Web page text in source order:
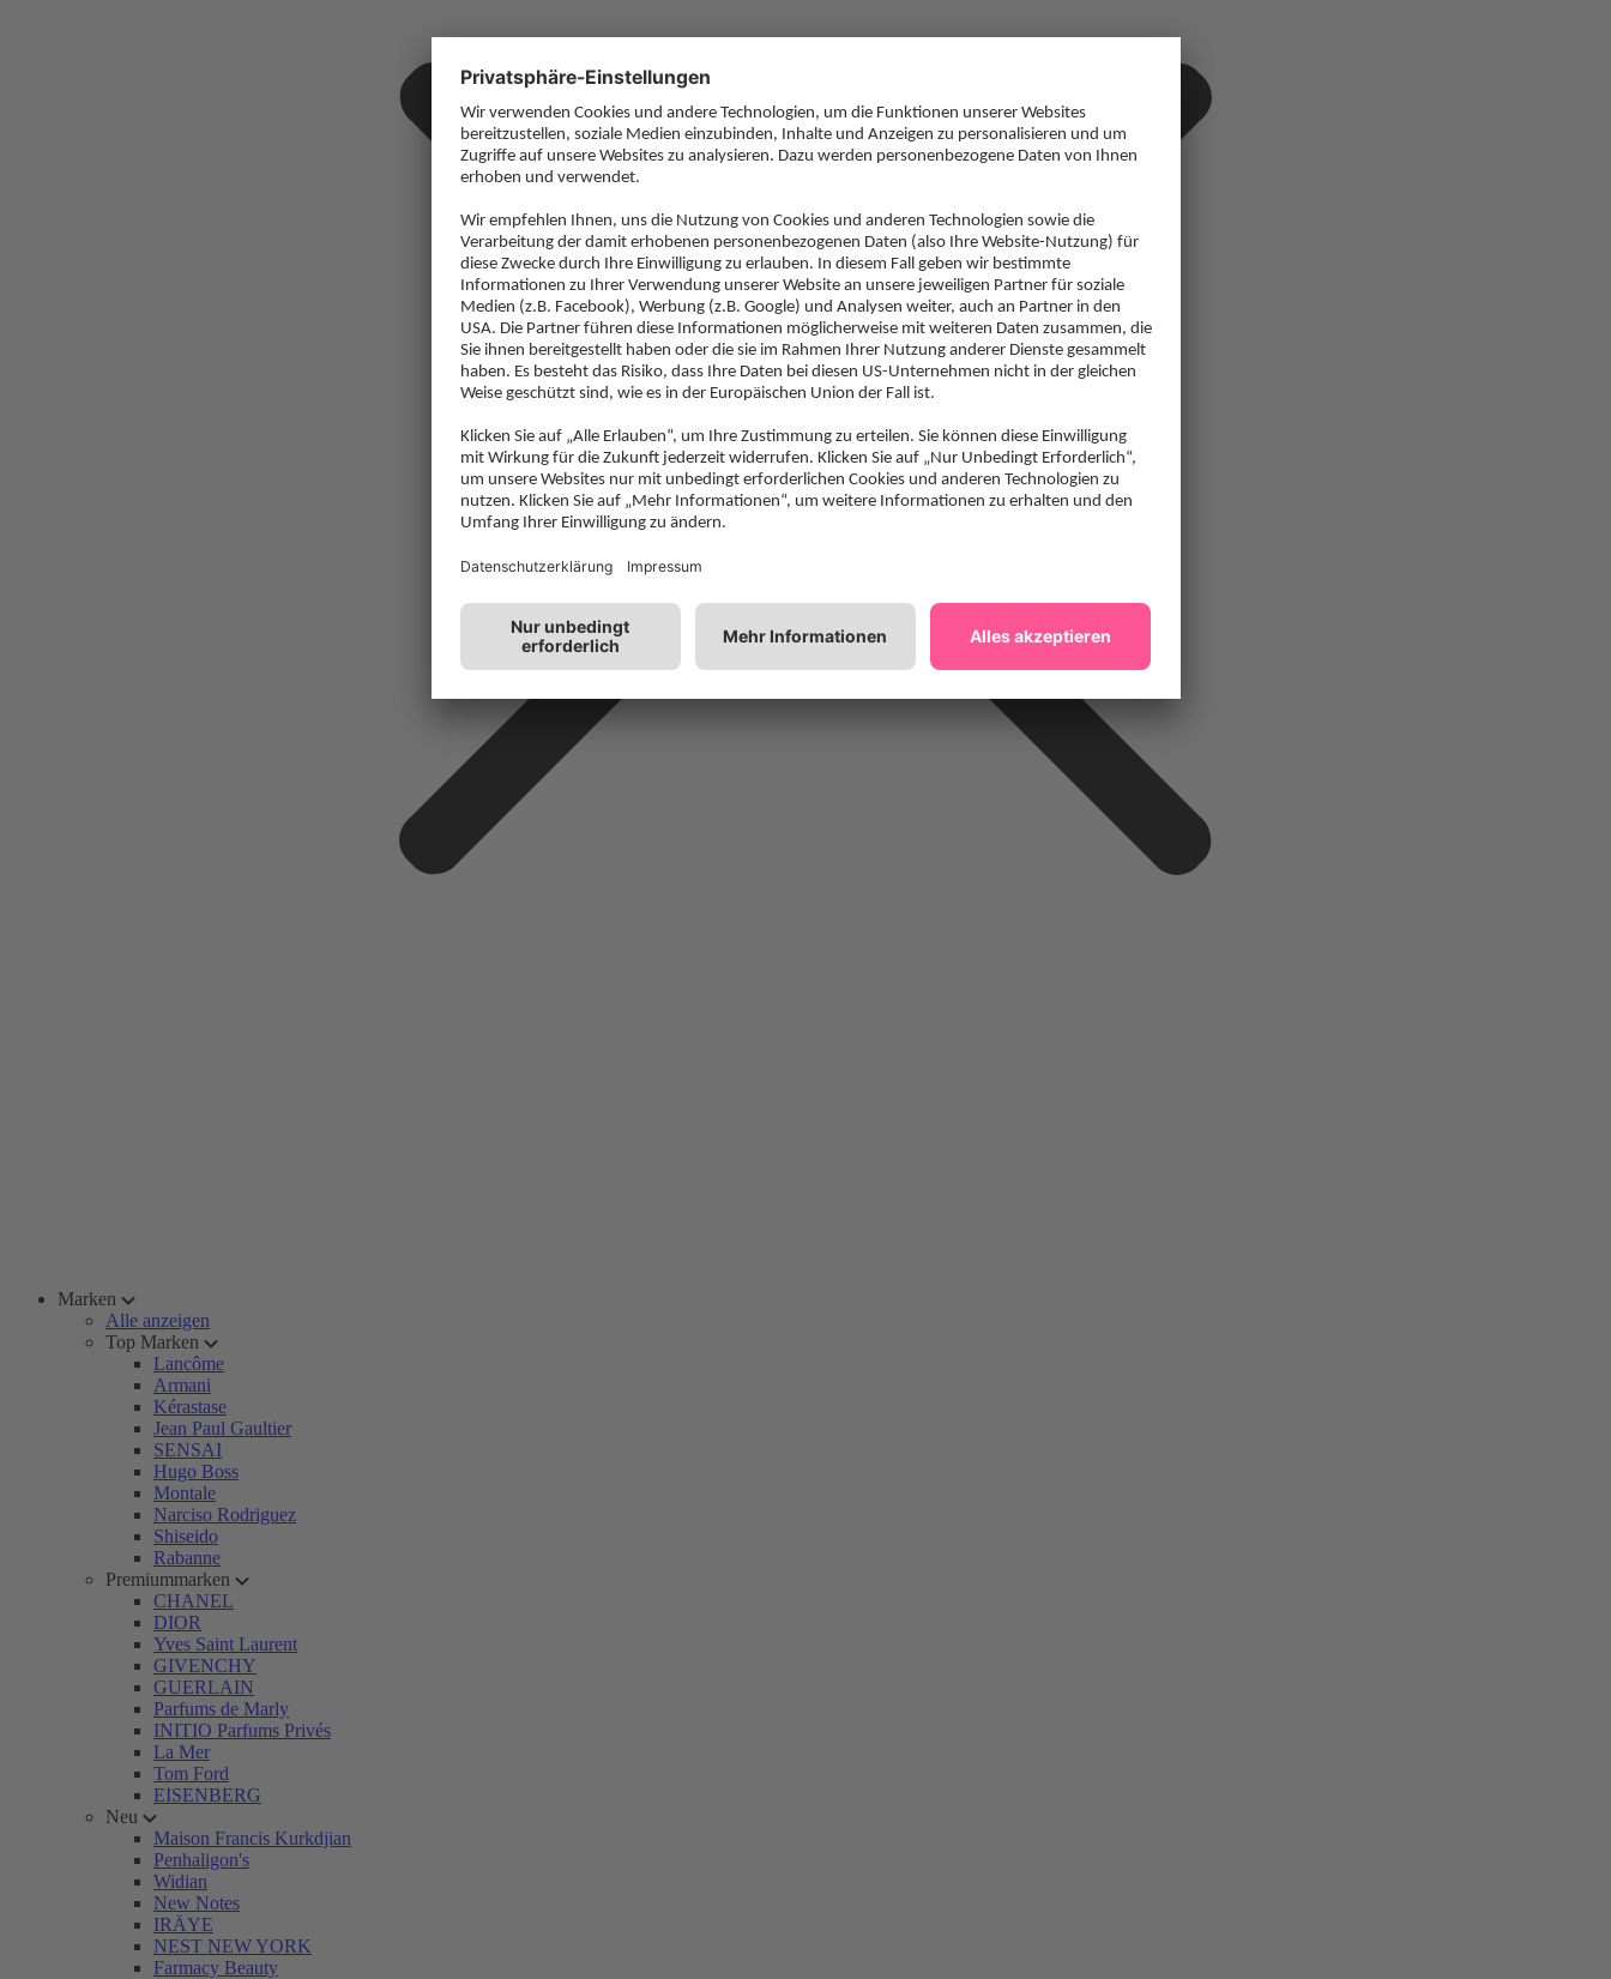
Marken
Alle anzeigen
Top Marken
Lancôme
Armani
Kérastase
Jean Paul Gaultier
SENSAI
Hugo Boss
Montale
Narciso Rodriguez
Shiseido
Rabanne
Premiummarken
CHANEL
DIOR
Yves Saint Laurent
GIVENCHY
GUERLAIN
Parfums de Marly
INITIO Parfums Privés
La Mer
Tom Ford
EISENBERG
Neu
Maison Francis Kurkdjian
Penhaligon's
Widian
New Notes
IRÄYE
NEST NEW YORK
Farmacy Beauty